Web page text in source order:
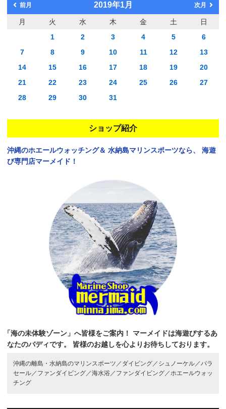
前月 2019年1月 次月
月 火 水 木 金 土
日
1
2 3 4 5
6
7
8 9 10 11 12
13
14
15 16 17 18 19
20
21
22 23 24 25 26
27
28
29 30 31
ショップ紹介
沖縄のホエールウォッチング＆ 水納島マリンスポーツなら、
海遊
び専門店マーメイド！
「海の未体験ゾーン」へ皆様をご案内！
マーメイドは海遊びするあ
なたのバディです。
皆様のお越しを心よりお待ちしております。
沖縄の離島・水納島のマリンスポーツ／ ダイビング／ シュノーケル／パラ
セール／ ファンダイビング／海水浴／ ファンダイビング／ホエールウォッ
チング